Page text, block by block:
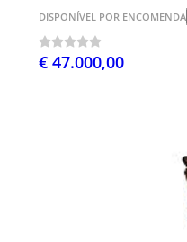
DISPONÍVEL POR ENCOMENDA
€ 47.000,00